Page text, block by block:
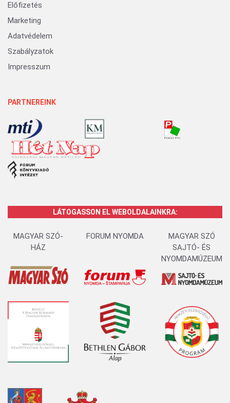
Előfizetés
Marketing
Adatvédelem
Szabályzatok
Impresszum
PARTNEREINK
LÁTOGASSON EL WEBOLDALAINKRA:
MAGYAR SZÓ-
HÁZ
FORUM NYOMDA
MAGYAR SZÓ
SAJTÓ- ÉS
NYOMDAMÚZEUM